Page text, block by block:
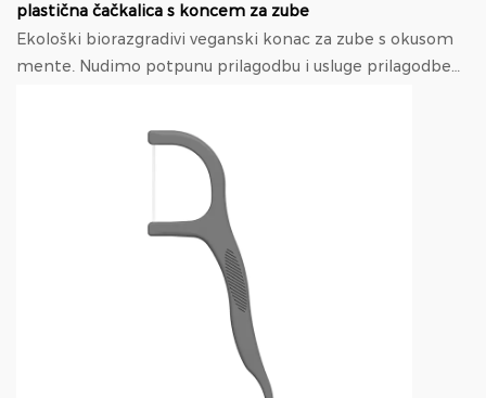
plastična čačkalica s koncem za zube
Ekološki biorazgradivi veganski konac za zube s okusom
mente. Nudimo potpunu prilagodbu i usluge prilagodbe